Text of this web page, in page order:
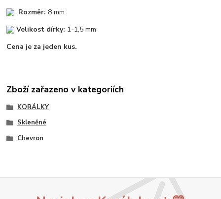
Rozměr: 8 mm
Velikost dírky: 1-1,5 mm
Cena je za jeden kus.
Zboží zařazeno v kategoriích
KORÁLKY
Skleněné
Chevron